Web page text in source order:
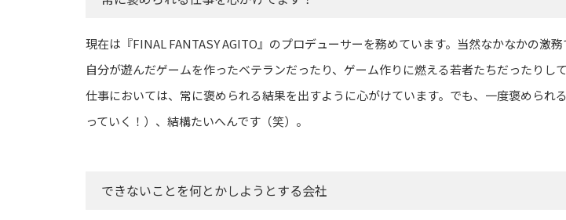
現在は『FINAL FANTASY AGITO』のプロデューサーを務めています。当然なかなかの
自分が遊んだゲームを作ったベテランだったり、ゲーム作りに燃える若者たちだったりし
仕事においては、常に褒められる結果を出すように心がけています。でも、一度褒めら
っていく！）、結構たいへんです（笑）。
できないことを何とかしようとする会社